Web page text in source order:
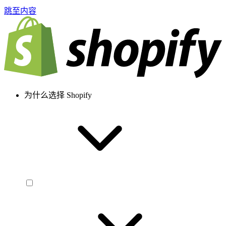
跳至内容
为什么选择 Shopify